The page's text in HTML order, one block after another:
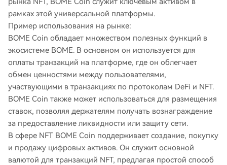
рамках этой универсальной платформы.
Пример использования на рынке:
BOME Coin обладает множеством полезных функций в
экосистеме BOME. В основном он используется для
оплаты транзакций на платформе, где он облегчает
обмен ценностями между пользователями,
участвующими в транзакциях по протоколам DeFi и NFT.
BOME Coin также может использоваться для размещения
ставок, позволяя держателям получать вознаграждение
за предоставление ликвидности или защиту сети.
В сфере NFT BOME Coin поддерживает создание, покупку
и продажу цифровых активов. Он служит основной
валютой для транзакций NFT, предлагая простой способ